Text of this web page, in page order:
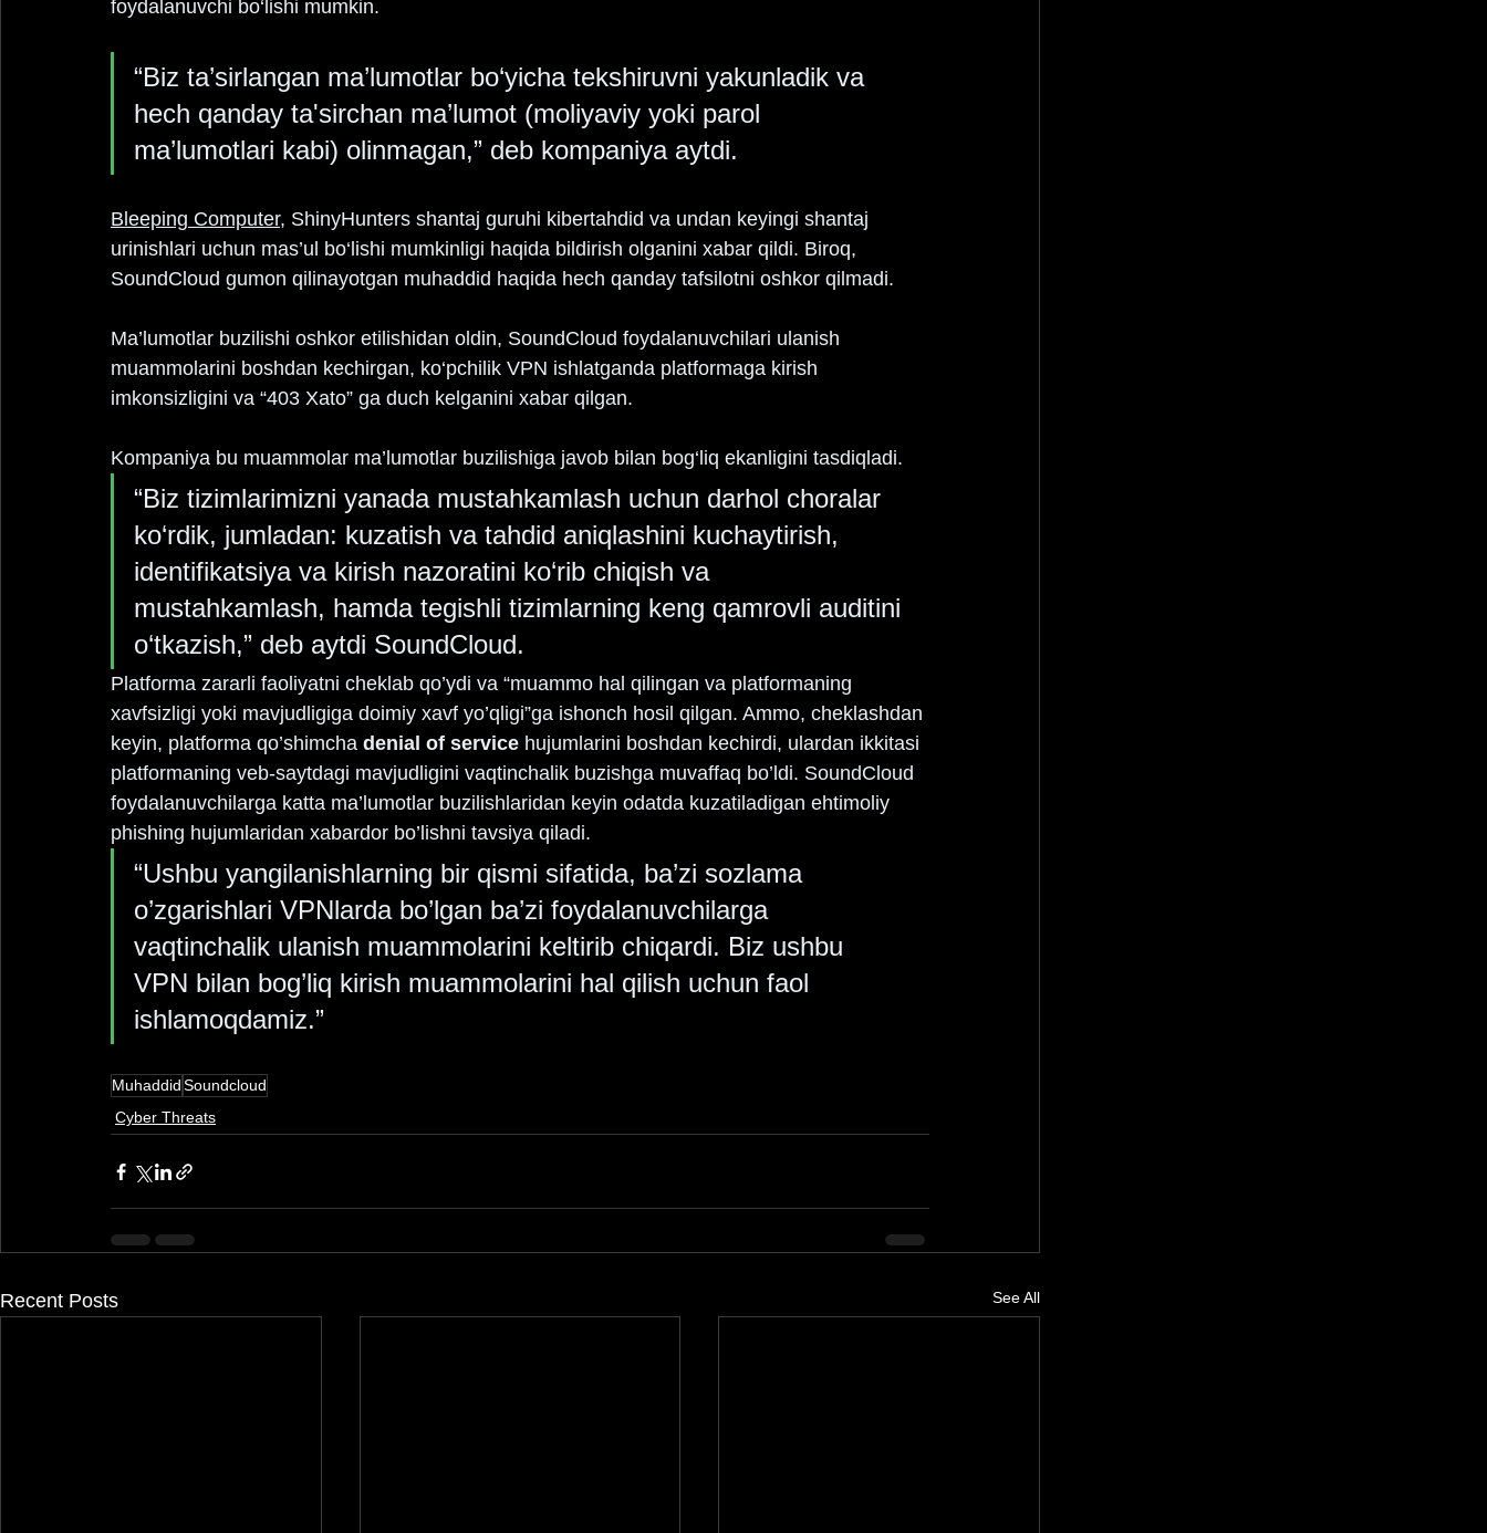
foydalanuvchi bo‘lishi mumkin.
“Biz ta’sirlangan ma’lumotlar bo‘yicha tekshiruvni yakunladik va
hech qanday ta'sirchan ma’lumot (moliyaviy yoki parol
ma’lumotlari kabi) olinmagan,” deb kompaniya aytdi.
Bleeping Computer, ShinyHunters shantaj guruhi kibertahdid va undan keyingi shantaj
urinishlari uchun mas’ul bo‘lishi mumkinligi haqida bildirish olganini xabar qildi. Biroq,
SoundCloud gumon qilinayotgan muhaddid haqida hech qanday tafsilotni oshkor qilmadi.
Ma’lumotlar buzilishi oshkor etilishidan oldin, SoundCloud foydalanuvchilari ulanish
muammolarini boshdan kechirgan, ko‘pchilik VPN ishlatganda platformaga kirish
imkonsizligini va “403 Xato” ga duch kelganini xabar qilgan.
Kompaniya bu muammolar ma’lumotlar buzilishiga javob bilan bog‘liq ekanligini tasdiqladi.
“Biz tizimlarimizni yanada mustahkamlash uchun darhol choralar
ko‘rdik, jumladan: kuzatish va tahdid aniqlashini kuchaytirish,
identifikatsiya va kirish nazoratini ko‘rib chiqish va
mustahkamlash, hamda tegishli tizimlarning keng qamrovli auditini
o‘tkazish,” deb aytdi SoundCloud.
Platforma zararli faoliyatni cheklab qo’ydi va “muammo hal qilingan va platformaning
xavfsizligi yoki mavjudligiga doimiy xavf yo’qligi”ga ishonch hosil qilgan. Ammo, cheklashdan
keyin, platforma qo’shimcha denial of service hujumlarini boshdan kechirdi, ulardan ikkitasi
platformaning veb-saytdagi mavjudligini vaqtinchalik buzishga muvaffaq bo’ldi. SoundCloud
foydalanuvchilarga katta ma’lumotlar buzilishlaridan keyin odatda kuzatiladigan ehtimoliy
phishing hujumlaridan xabardor bo’lishni tavsiya qiladi.
“Ushbu yangilanishlarning bir qismi sifatida, ba’zi sozlama
o’zgarishlari VPNlarda bo’lgan ba’zi foydalanuvchilarga
vaqtinchalik ulanish muammolarini keltirib chiqardi. Biz ushbu
VPN bilan bog’liq kirish muammolarini hal qilish uchun faol
ishlamoqdamiz.”
MuhaddidSoundcloud
Cyber Threats
Recent Posts See All